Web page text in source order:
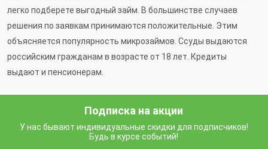
легко подберете выгодный займ. В большинстве случаев
решения по заявкам принимаются положительные. Этим
объясняется популярность микрозаймов. Ссуды выдаются
российским гражданам в возрасте от 18 лет. Кредиты
выдают и пенсионерам.
Подписка на акции
У нас бывают индивидуальные скидки для подписчиков!
Будь в курсе событий!